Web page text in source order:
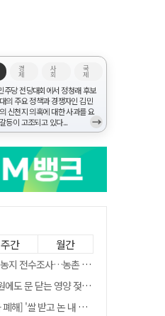
경
제
사
회
국
제
주당 전당대회에서 정청래 후보
의 주요 정책과 경쟁자인 김민
신천지 의혹에 대한 사과를 요
등이 고조되고 있다...
→
주간 월간
…농촌 들쑤시는 '경자유전'의 칼날
영양 젖소농장… "일할 사람이 없어"
고 논 내 준' 도지농 이제 어쩌나?